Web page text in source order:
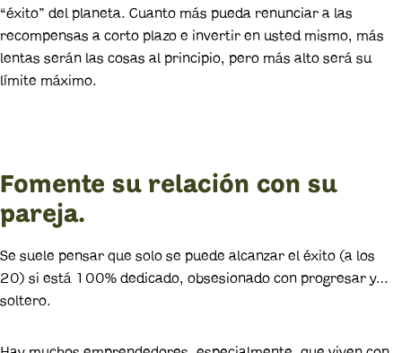
“éxito” del planeta. Cuanto más pueda renunciar a las
recompensas a corto plazo e invertir en usted mismo, más
lentas serán las cosas al principio, pero más alto será su
límite máximo.
Fomente su relación con su
pareja.
Se suele ​​pensar que solo se puede alcanzar el éxito (a los
20) si está 100% dedicado, obsesionado con progresar y…
soltero.